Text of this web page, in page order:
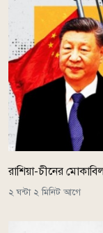
রাশিয়া-চীনের
২ ঘন্টা ২ মিনিট আগে